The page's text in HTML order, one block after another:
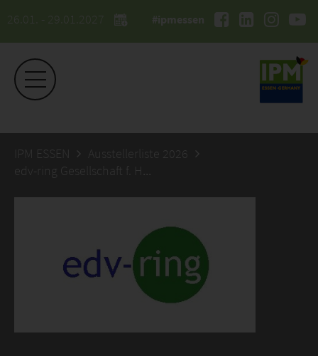
26.01. - 29.01.2027 #ipmessen
IPM ESSEN
Ausstellerliste 2026
edv-ring Gesellschaft f. Hard- u. Softwarelösungen im Gartenbau mbH